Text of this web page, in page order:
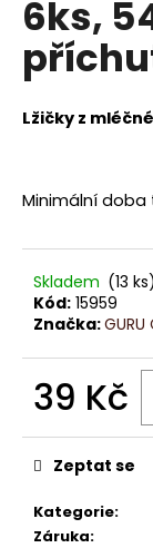
6ks,
Lžičky z
Minimální doba
Skladem (13 ks)
Kód: 15959
Značka:GURU
39 Kč
cena:
Kategorie:
Záruka:
Zeptat se
a
j
í
t
D
o
p
o
u
č
u